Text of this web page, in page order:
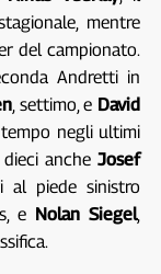
mentre
del campionato.
Andretti in
, settimo, e David
negli ultimi
dieci ancheJosef
al piede sinistro
e Nolan Siegel,